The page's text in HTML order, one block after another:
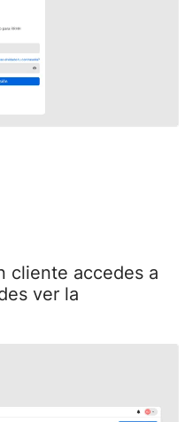
cliente accedes a
ver la